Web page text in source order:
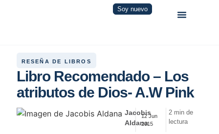
Soy nuevo
RESEÑA DE LIBROS
Libro Recomendado – Los
atributos de Dios- A.W Pink
Jacobis
Aldana
12 Jun
2015
2 min de
lectura